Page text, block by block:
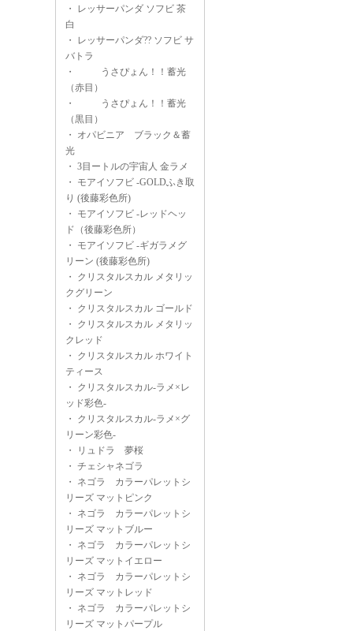
・
レッサーパンダ ソフビ 茶
白
・
レッサーパンダ?? ソフビ サ
バトラ
・
うさぴょん！！蓄光
（赤目）
・
うさぴょん！！蓄光
（黒目）
・ オパビニア ブラック＆蓄
光
・ 3目ートルの宇宙人 金ラメ
・ モアイソフビ -GOLDふき取
り (後藤彩色所)
・ モアイソフビ -レッドヘッ
ド（後藤彩色所）
・ モアイソフビ -ギガラメグ
リーン (後藤彩色所)
・ クリスタルスカル メタリッ
クグリーン
・ クリスタルスカル ゴールド
・ クリスタルスカル メタリッ
クレッド
・ クリスタルスカル ホワイト
ティース
・ クリスタルスカル-ラメ×レ
ッド彩色-
・ クリスタルスカル-ラメ×グ
リーン彩色-
・
リュドラ 夢桜
・ チェシャネゴラ
・ ネゴラ カラーパレットシ
リーズ マットピンク
・ ネゴラ カラーパレットシ
リーズ マットブルー
・ ネゴラ カラーパレットシ
リーズ マットイエロー
・ ネゴラ カラーパレットシ
リーズ マットレッド
・ ネゴラ カラーパレットシ
リーズ マットパープル